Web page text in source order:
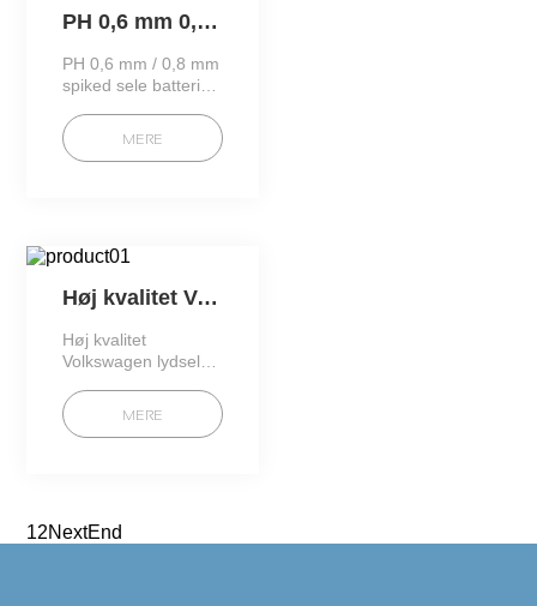
PH 0,6 mm 0,8 mm spikes sele batteri kabel kobber tråd (osega007)
PH 0,6 mm / 0,8 mm
spiked sele batteri
MERE
Høj kvalitet Volkswagen lydsele (osega0001)
Høj kvalitet
Volkswagen lydsele
MERE
12NextEnd